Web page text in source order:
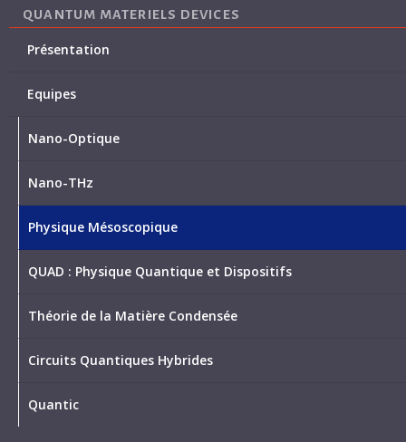
QUANTUM MATERIELS DEVICES
Présentation
Equipes
Nano-Optique
Nano-THz
Physique Mésoscopique
QUAD : Physique Quantique et Dispositifs
Théorie de la Matière Condensée
Circuits Quantiques Hybrides
Quantic